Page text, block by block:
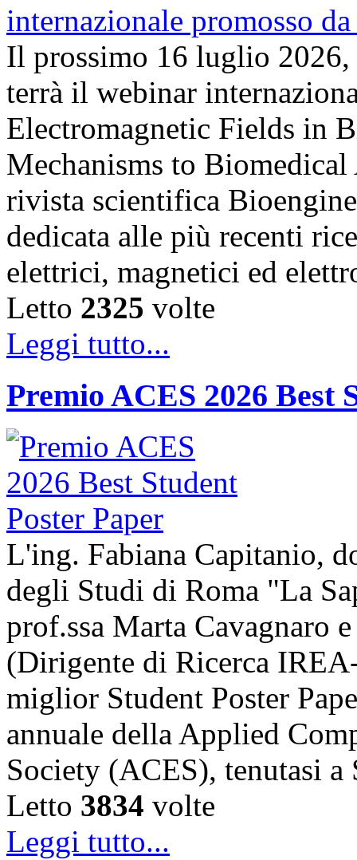
Il prossimo 16 luglio
terrà il webinar
Electromagnetic Fields in
Mechanisms to
rivista scientifica
dedicata alle più recenti
elettrici, magnetici ed
Letto 2325 volte
Leggi tutto...
Premio ACES 2026 Best
L'ing. Fabiana Capitanio,
degli Studi di Roma "La
prof.ssa Marta Cavagnaro
(Dirigente di Ricerca
miglior Student Poster
annuale della Applied
Society (ACES), tenutasi
Letto 3834 volte
Leggi tutto...